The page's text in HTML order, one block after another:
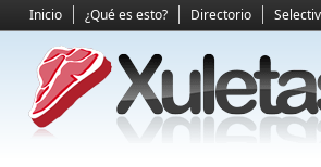
Inicio ¿Qué es esto? Directorio